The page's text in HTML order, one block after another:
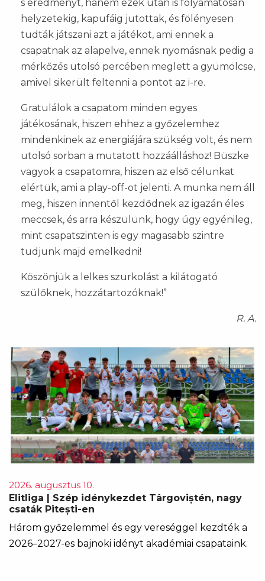
s eredményt, hanem ezek után is folyamatosan
helyzetekig, kapufáig jutottak, és fölényesen
tudták játszani azt a játékot, ami ennek a
csapatnak az alapelve, ennek nyomásnak pedig a
mérkőzés utolsó percében meglett a gyümölcse,
amivel sikerült feltenni a pontot az i-re.
Gratulálok a csapatom minden egyes
játékosának, hiszen ehhez a győzelemhez
mindenkinek az energiájára szükség volt, és nem
utolsó sorban a mutatott hozzáálláshoz! Büszke
vagyok a csapatomra, hiszen az első célunkat
elértük, ami a play-off-ot jelenti. A munka nem áll
meg, hiszen innentől kezdődnek az igazán éles
meccsek, és arra készülünk, hogy úgy egyénileg,
mint csapatszinten is egy magasabb szintre
tudjunk majd emelkedni!
Köszönjük a lelkes szurkolást a kilátogató
szülőknek, hozzátartozóknak!”
R. A.
2026. augusztus 10.
Elitliga | Szép idénykezdet Târgoviștén, nagy
csaták Pitești-en
Három győzelemmel és egy vereséggel kezdték a
2026–2027-es bajnoki idényt akadémiai csapataink.